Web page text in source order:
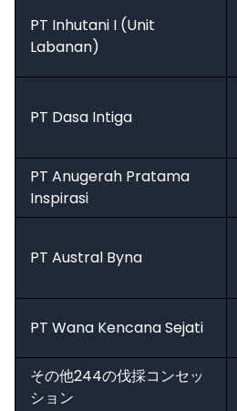
PT Inhutani I (Unit
Labanan)
PT Dasa Intiga
PT Anugerah Pratama
Inspirasi
PT Austral Byna
PT Wana Kencana Sejati
その他244の伐採コンセッ
ション